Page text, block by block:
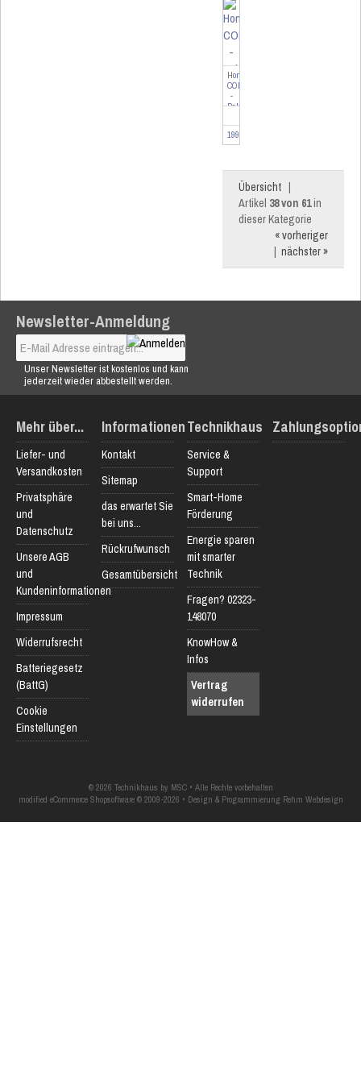
HomeMatic
CONNECT
-
Paket
199000
Übersicht |
Artikel 38 von 61in
dieser Kategorie
« vorheriger
| nächster »
Newsletter-Anmeldung
Unser Newsletter ist kostenlos und kann
jederzeit wieder abbestellt werden.
Mehr über...
Liefer- und
Versandkosten
Privatsphäre
und
Datenschutz
Unsere AGB
und
Kundeninformationen
Impressum
Widerrufsrecht
Batteriegesetz
(BattG)
Cookie
Einstellungen
Informationen
Kontakt
Sitemap
das erwartet Sie
bei uns...
Rückrufwunsch
Gesamtübersicht
Technikhaus
Service &
Support
Smart-Home
Förderung
Energie sparen
mit smarter
Technik
Fragen? 02323-
148070
KnowHow &
Infos
Vertrag
widerrufen
© 2026 Technikhaus by MSC • Alle Rechte vorbehalten
modified eCommerce Shopsoftware © 2009-2026 • Design & Programmierung Rehm Webdesign